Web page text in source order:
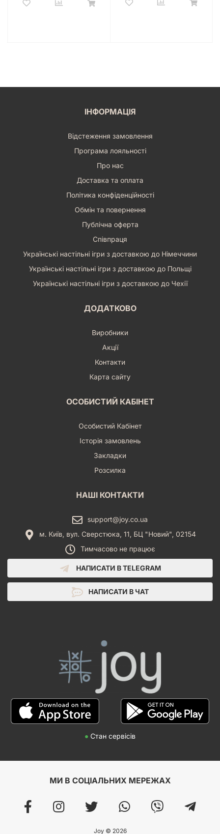
ІНФОРМАЦІЯ
Відстеження замовлення
Програма лояльності
Про нас
Доставка та оплата
Політика конфіденційності
Обмін та повернення
Публічна оферта
Співпраця
Українські настільні ігри з доставкою до Німеччини
Українські настільні ігри з доставкою до Польщі
Українські настільні ігри з доставкою до Чехії
ДОДАТКОВО
Виробники
Акції
Контакти
Карта сайту
ОСОБИСТИЙ КАБІНЕТ
Особистий Кабінет
Історія замовлень
Закладки
Розсилка
НАШІ КОНТАКТИ
support@joy.co.ua
м. Київ, вул. Сверстюка, 11, БЦ "Новий", 02154
Тимчасово не працює
НАПИСАТИ В TELEGRAM
НАПИСАТИ В ЧАТ
● Стан сервісів
МИ В СОЦІАЛЬНИХ МЕРЕЖАХ
Joy © 2026